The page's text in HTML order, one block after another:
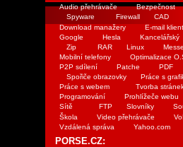
Audio přehrávače Bezpečnost
Spyware
Firewall CAD
Download manažery
E-mail
Google
Hesla Kancelářský
Zip
RAR Linux
Mobilní telefony
Optimalizace
P2P sdílení
Patche PDF
Spořiče obrazovky
Práce s
Práce s webem
Tvorba
Programování
Prohlížeče webu
Sítě
FTP Slovníky
Škola
Video přehrávače
Vzdálená správa
Yahoo.com
PORSE.CZ: